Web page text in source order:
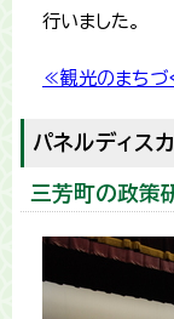
行いました。
≪観光のまちづ
パネルディス
三芳町の政策